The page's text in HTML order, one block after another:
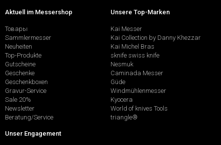
Aktuell im Messershop
Товары
Sammlermesser
Neuheiten
Top-Produkte
Gutscheine
Geschenke
Geschenkboxen
Gravur-Service
Sale 20%
Newsletter
Beratung/Service
Unsere Top-Marken
Kai Messer
Kai Collection by Danny Khezzar
Kai Michel Bras
sknife swiss knife
Nesmuk
Caminada Messer
Güde
Windmühlenmesser
Kyocera
World of knives Tools
triangle®
Unser Engagement